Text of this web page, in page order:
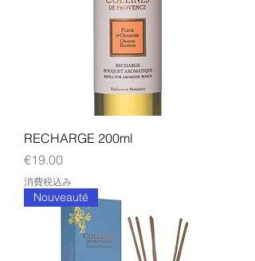
RECHARGE 200ml
価格
€19.00
消費税込み
Nouveauté